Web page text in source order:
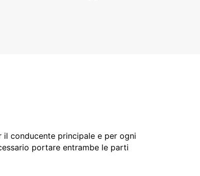
conducente principale e per ogni
portare entrambe le parti